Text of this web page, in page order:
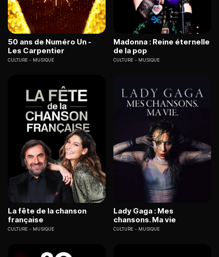
50 ans de Numéro Un -
Les Carpentier
CULTURE MUSIQUE
Madonna : Reine éternelle
de la pop
CULTURE MUSIQUE
La fête de la chanson
française
CULTURE MUSIQUE
Lady Gaga : Mes
chansons. Ma vie
CULTURE MUSIQUE